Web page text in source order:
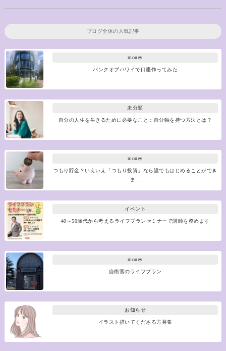
ブログ全体の人気記事
money
バンクオブハワイで口座作ってみた
未分類
自分の人生を生きるために必要なこと：自分軸を持つ方法とは？
money
つもり貯金？いえいえ「つもり投資」なら誰でもはじめることができ
ま…
イベント
40～50歳代から考えるライフプランセミナーで講師を務めます
money
自衛官のライフプラン
お知らせ
イラスト描いてくださる方募集